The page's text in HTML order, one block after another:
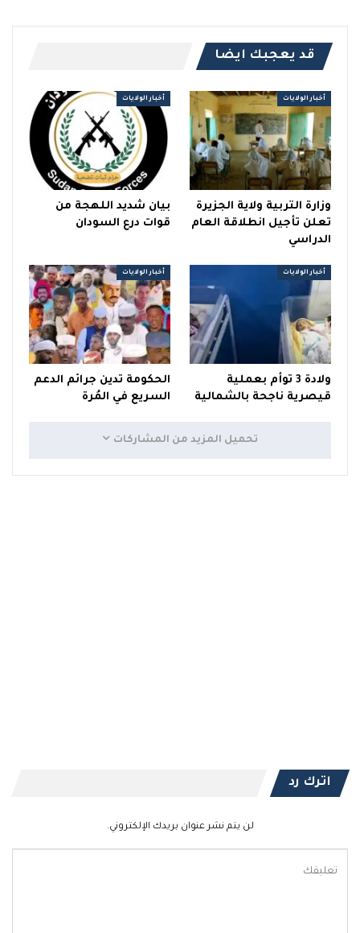
قد يعجبك ايضا
أخبار الولايات
وزارة التربية ولاية الجزيرة
تعلن تأجيل انطلاقة العام
الدراسي
أخبار الولايات
بيان شديد اللهجة من
قوات درع السودان
أخبار الولايات
ولادة 3 توأم بعملية
قيصرية ناجحة بالشمالية
أخبار الولايات
الحكومة تدين جرائم الدعم
السريع في المُرة
تحميل المزيد من المشاركات
اترك رد
لن يتم نشر عنوان بريدك الإلكتروني.